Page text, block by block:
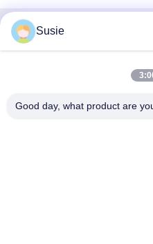
Contato rápido
Zhongyi 1st Road, distrito
Susie
Good day, what product are